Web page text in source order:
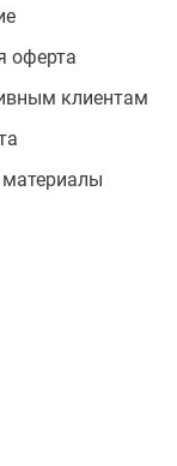
оферта
клиентам